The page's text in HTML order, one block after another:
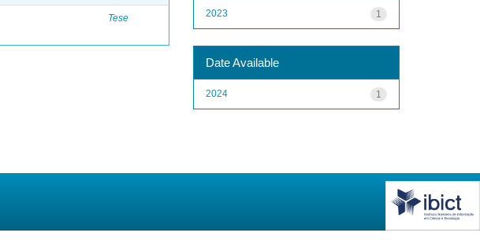
Tese 1
2023
Date Available
1
2024